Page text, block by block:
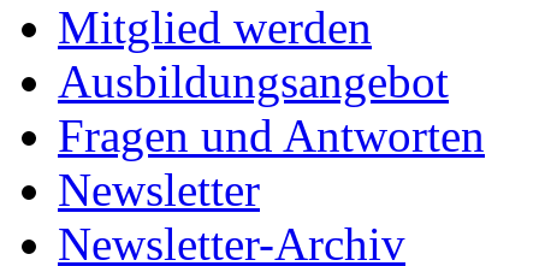
Mitglied werden
Ausbildungsangebot
Fragen und Antworten
Newsletter
Newsletter-Archiv